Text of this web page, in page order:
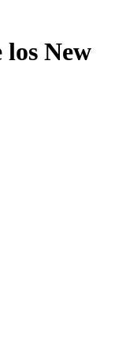
los New